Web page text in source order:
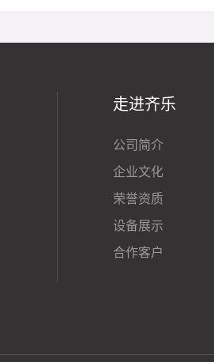
走进齐乐
公司简介
企业文化
荣誉资质
设备展示
合作客户